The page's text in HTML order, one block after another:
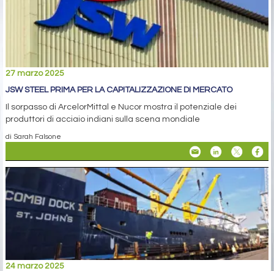
27 marzo 2025
JSW STEEL PRIMA PER LA CAPITALIZZAZIONE DI MERCATO
Il sorpasso di ArcelorMittal e Nucor mostra il potenziale dei
produttori di acciaio indiani sulla scena mondiale
di Sarah Falsone
24 marzo 2025